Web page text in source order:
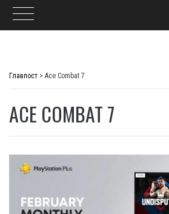
Главпост > Ace Combat 7
ACE COMBAT 7